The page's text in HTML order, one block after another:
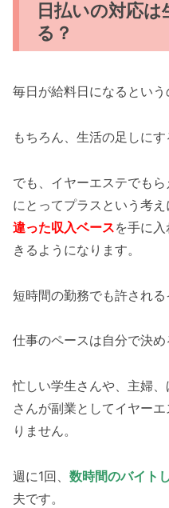
日払いの対応
る？
毎日が給料日になるという
もちろん、生活の足しに
でも、イヤーエステでも
にとってプラスという考
違った収入ベースを手に
きるようになります。
短時間の勤務でも許される
仕事のペースは自分で決め
忙しい学生さんや、主婦
さんが副業としてイヤー
りません。
週に1回、 数時間のバイト
夫です。